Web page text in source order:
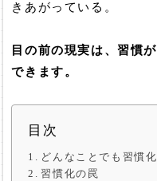
きあがっている。
目の前の現実は、習慣
できます。
目次
どんなことでも習慣
習慣化の罠